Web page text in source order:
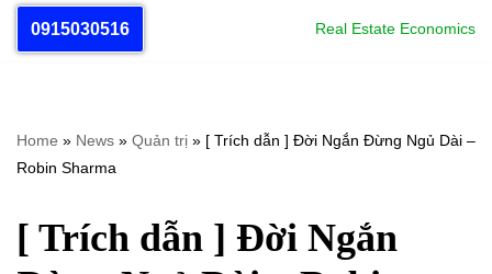
0915030516 Real Estate Economics
Home » News » Quản trị » [ Trích dẫn ] Đời Ngắn Đừng Ngủ Dài –
Robin Sharma
[ Trích dẫn ] Đời Ngắn